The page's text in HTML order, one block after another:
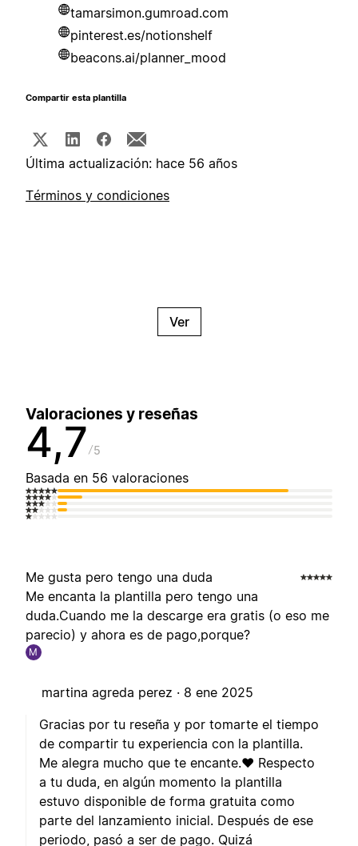
tamarsimon.gumroad.com
pinterest.es/notionshelf
beacons.ai/planner_mood
Compartir esta plantilla
Última actualización: hace 56 años
Términos y condiciones
Ver
Valoraciones y reseñas
4,7 5
Basada en 56 valoraciones
Me gusta pero tengo una duda
Me encanta la plantilla pero tengo una
duda.Cuando me la descarge era gratis (o eso me
parecio) y ahora es de pago,porque?
M
martina agreda perez · 8 ene 2025
Gracias por tu reseña y por tomarte el tiempo
de compartir tu experiencia con la plantilla.
Me alegra mucho que te encante.❤️ Respecto
a tu duda, en algún momento la plantilla
estuvo disponible de forma gratuita como
parte del lanzamiento inicial. Después de ese
periodo, pasó a ser de pago. Quizá